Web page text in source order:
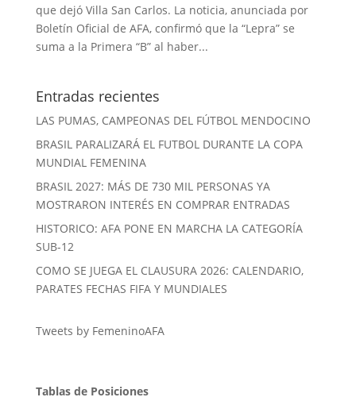
que dejó Villa San Carlos. La noticia, anunciada por
Boletín Oficial de AFA, confirmó que la “Lepra” se
suma a la Primera “B” al haber...
Entradas recientes
LAS PUMAS, CAMPEONAS DEL FÚTBOL MENDOCINO
BRASIL PARALIZARÁ EL FUTBOL DURANTE LA COPA
MUNDIAL FEMENINA
BRASIL 2027: MÁS DE 730 MIL PERSONAS YA
MOSTRARON INTERÉS EN COMPRAR ENTRADAS
HISTORICO: AFA PONE EN MARCHA LA CATEGORÍA
SUB-12
COMO SE JUEGA EL CLAUSURA 2026: CALENDARIO,
PARATES FECHAS FIFA Y MUNDIALES
Tweets by FemeninoAFA
Tablas de Posiciones